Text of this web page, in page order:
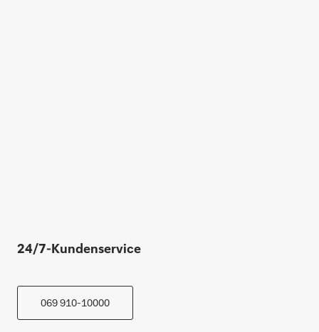
24/7-Kundenservice
069 910-10000